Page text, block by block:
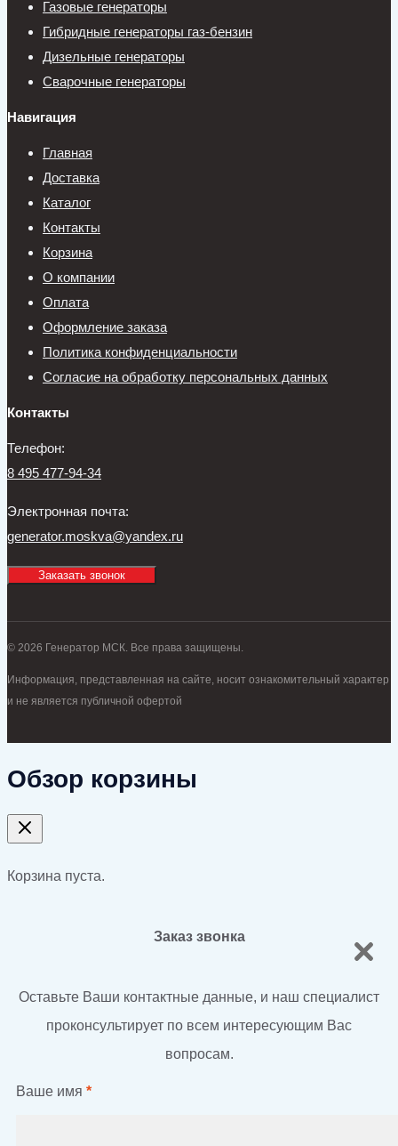
Газовые генераторы
Гибридные генераторы газ-бензин
Дизельные генераторы
Сварочные генераторы
Навигация
Главная
Доставка
Каталог
Контакты
Корзина
О компании
Оплата
Оформление заказа
Политика конфиденциальности
Согласие на обработку персональных данных
Контакты
Телефон:
8 495 477-94-34
Электронная почта:
generator.moskva@yandex.ru
Заказать звонок
© 2026 Генератор МСК. Все права защищены.
Информация, представленная на сайте, носит ознакомительный характер
и не является публичной офертой
Обзор корзины
Корзина пуста.
Заказ звонка
Оставьте Ваши контактные данные, и наш специалист
проконсультирует по всем интересующим Вас
вопросам.
Ваше имя *